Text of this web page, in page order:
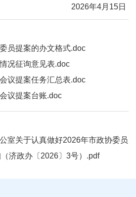
2026年4月15日
员提案的办文格式.doc
况征询意见表.doc
议提案任务汇总表.doc
议提案台账.doc
室关于认真做好2026年市政协委员
济政办〔2026〕3号）.pdf